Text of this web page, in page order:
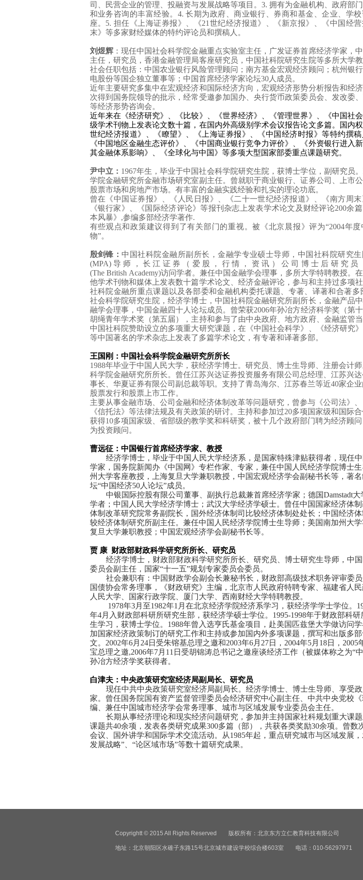
司、民营企业的管理、投融资与发展战略等项目。3.拥有为金融机构、政府部
和业务咨询的丰富经验。 4.长期为政府、商业银行、券商和基金、企业、学
座。 5. 担任《上海证券报》、《21 世纪经济报道》、《新京报》、《中国经
末》等多家财经媒体的特约评论员和撰稿人。
刘煜辉：现任中国社会科学院金融重点实验室主任，广发证券首席经济学家，
主任，研究员，香港金融管理局客座研究员，中国社科院研究生院等多所大学
社会任职包括：中国农业银行风险管理顾问；南方基金宏观经济顾问；杭州银
电股份等国企独立董事等；中国首席经济学家论坛30人成员。
近年主要研究多集中在宏观经济和国际经济方向，宏观经济形势分析报告和经
次得到国务院领导的批示，经常受邀参加国办、央行货币政策委员会、发改委
等经济形势咨询会。
近年来在《经济研究》、《比较》、《世界经济》、《管理世界》、《中国社
级学术刊物上发表论文数十篇，在国内外高级别学术会议报告论文多篇。国内
世纪经济报道》、《瞭望》、《上海证券报》、《中国经济时报》等特约撰
《中国地区金融生态评价》、《中国商业银行竞争力评价》、《外资银行进入
其金融体系影响》、《全球化与中国》等多项大型国家部委重点课题研究。
尹中立： 1967年生，毕业于中国社会科学院研究生院，获博士学位，副研究员
学院金融研究所金融市场研究室副主任。曾就职于商业银行、证券公司、上市
股票市场和房地产市场。有丰富的金融实践经验和扎实的理论功底。
曾在《中国证券报》、《人民日报》、《二十一世纪经济报道》、《南方周末
《银行家》、《国际经济评论》等报刊杂志上发表学术论文及财经评论200余
本风暴》 ,参编多部经济学著作.
有些观点和政策建议得到了有关部门的重视。被《北京晨报》评为“2004年度
物”。
殷剑锋： 中国社科院金融所副所长，金融学专业硕士导师，中国社科院研究
(MPA)导师，长江证券（爱股，行情，资讯）公司博士后研究员
(The British Academy)访问学者。兼任中国金融学会理事，多所大学特聘教授。
他学术刊物和媒体上发表数十篇学术论文、经济金融评论，参与和主持过多项社
社科院金融所重点课题以及各部委和金融机构委托课题、专著、译著和合著多
社会科学院研究生院，经济学博士，中国社科院金融研究所副所长，金融产品
融学会理事，中国金融四十人论坛成员。曾荣获2006年孙冶方经济科学奖（第
胡绳青年学术奖（第五届），主持和参与了由中央政府、地方政府、金融监管
中国社科院赞助设立的多项重大研究课题，在《中国社会科学》、《经济研究》
等中国著名的学术杂志上发表了多篇学术论文，有专著和译著多部。
王国刚 ：中国社会科学院金融研究所所长
1988年毕业于中国人民大学，获经济学博士。研究员、博士生导师、注册会计
科学院金融研究所所长。曾任江苏兴达证券投资服务有限公司总经理、江苏兴
事长、华夏证券有限公司副总裁等职。支持了青岛海尔、江苏春兰等近40家企业
股票发行和股票上市工作。
主要从事金融市场、公司金融和经济体制改革等问题研究，曾参与《公司法》、
《信托法》等法律法规及有关政策的研讨。主持和参加过20多项国家级和国际合
获得10多项国家级、省部级的教学奖和科研奖，被十几个政府部门聘为经济顾问
为投资顾问。
曹远征： 中国银行首席经济学家、教授
经济学博士，毕业于中国人民大学经济系，是国家特殊津贴获得者，现任
学家，国务院新闻办《中国网 》 专栏作家 专家 ，兼任中国人民经济学院博士
州大学客座教授，上海复旦大学兼职教授， 中国宏观经济学会副秘书长等，著
坛“中国经济50人论坛”成员。
中银国际控股有限公司董事、副执行总裁兼首席经济学家； 德国Damstadt
学者；中国人民大学经济学博士；武汉大学经济学硕士。曾任中国国家经济体
体制改革研究院常务副院长，国外经济体制司比较经济体制处处长；中国经济
较经济体制研究所副 主任。兼任中国人民经济学院博士生导师；美国南加州大
复旦大学兼职教授；中国宏观经济学会副秘书长等。
贾 康 财政部财政科学研究所所长、研究员
经济学博士，财政部财政科学研究所所长、研究员、博士研究生导师，中
委员会副主任，国家“十一五”规划专家委员会委员。
社会兼职有：中国财政学会副会长兼秘书长，财政部高级技术职务评审委
国债协会常务理事，《财政研究》主编，北京市人民政府特聘专家、福建省人
人民大学、国家行政学院、厦门大学、西南财经大学特聘教授。
1978年3月至1982年1月在北京经济学院经济系学习，获经济学学士学位。
年4月入财政部科研所研究生部，获经济学硕士学位。1995-1998年于财政部科
生学习，获博士学位。1988年曾入选亨氏基金项目，赴美国匹兹堡大学做访问
加国家经济政策制订的研究工作和主持或参加国内外多项课题，撰写和出版多
文。2002年6月24日受朱镕基总理之邀和2003年6月27日，2004年5月18日，2005
宝总理之邀,2006年7月11日受胡锦涛总书记之邀座谈经济工作（被媒体称之为“中
孙冶方经济学奖获得者。
白津夫： 中央政策研究室经济局副局长、研究员
现任中共中央政策研究室经济局副局长。经济学博士、博士生导师、享受
家。曾任国务院国有资产监督管理委员会经济研究中心副主任、中共中央党校
编、兼任中国城市经济学会常务理事、城市与区域发展专业委员会主任。
长期从事经济理论和现实经济问题研究，参加并主持国家社科规划重大课
课题共40余项，发表各类研究成果300多篇（部），共获各类奖励30余项。曾数
会议、国外讲学和国际学术交流活动。从1985年起，重点研究城市与区域发展
发展战略”、“论区域市场”等数十篇研究成果。
Copyrightt © 2015 All Rights Reserved 版权所有：北京东方立仁教育科技有限公司
地址：北京朝阳区水碓子东路15号北京城市建设学校综合楼603室 电话：010-56297971